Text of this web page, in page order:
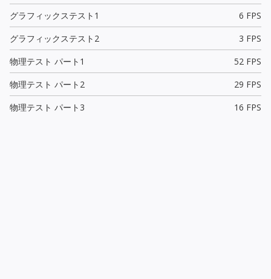
グラフィックステスト1
6 FPS
グラフィックステスト2
3 FPS
物理テスト パート1
52 FPS
物理テスト パート2
29 FPS
物理テスト パート3
16 FPS